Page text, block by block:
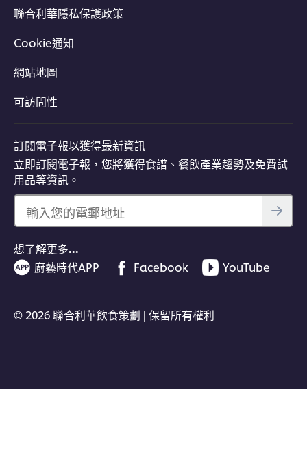
聯合利華隱私保護政策
Cookie通知
網站地圖
可訪問性
訂閱電子報以獲得最新資訊
立即訂閱電子報，您將獲得食譜、餐飲產業趨勢及免費試
用品等資訊。
輸入您的電郵地址
想了解更多…
廚藝時代APP
Facebook YouTube
© 2026 聯合利華飲食策劃 | 保留所有權利